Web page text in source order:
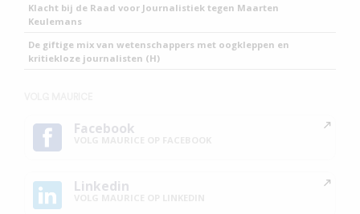
Klacht bij de Raad voor Journalistiek tegen Maarten
Keulemans
De giftige mix van wetenschappers met oogkleppen en
kritiekloze journalisten (H)
Facebook
Linkedin